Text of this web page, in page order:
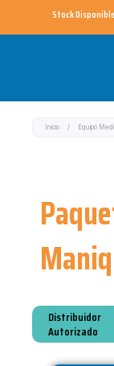
al
Stock
Inicio / Equipo
Distribuidor
Autorizado